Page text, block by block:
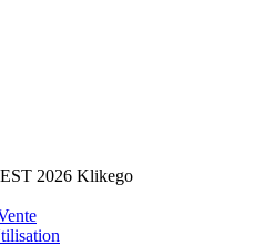
2026 Klikego